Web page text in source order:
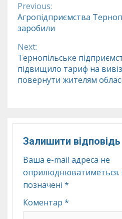
Continue
Reading
Previous:
Агропідприємства
заробили
Next:
Тернопільське
підвищило тариф на
повернути жителям
Залишити відповідь
Ваша e-mail адреса не
оприлюднюватиметься.
позначені *
Коментар *